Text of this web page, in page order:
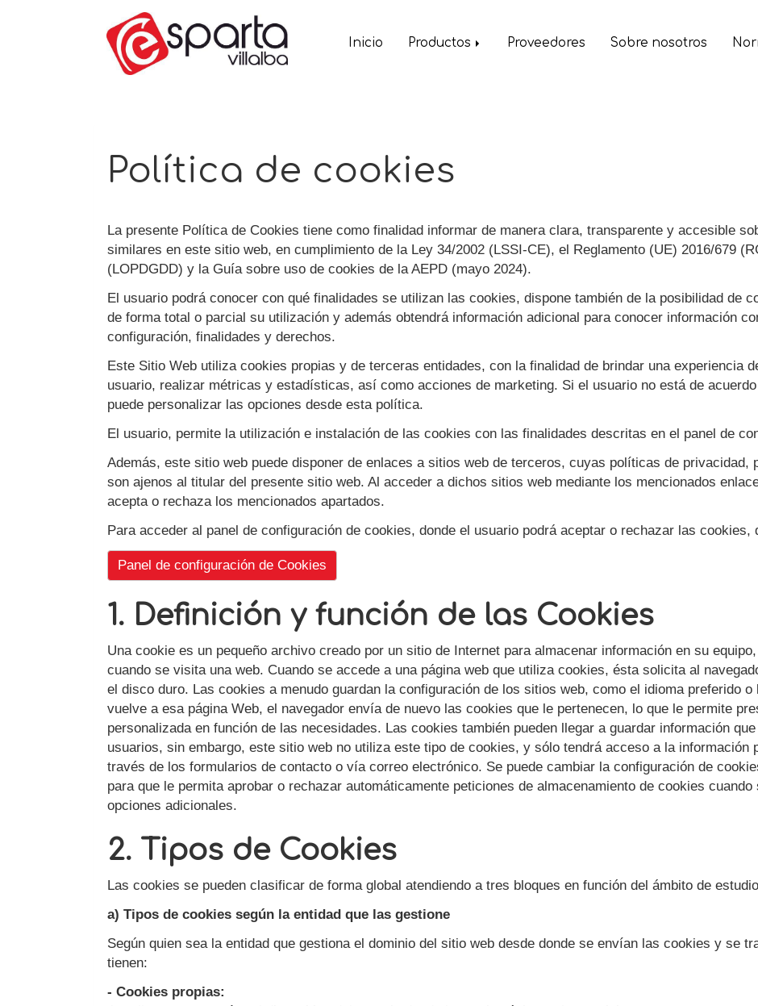
Inicio Productos Proveedores Sobre nosotros
Política de cookies
La presente Política de Cookies tiene como finalidad informar de manera clara, transparente y accesible
similares en este sitio web, en cumplimiento de la Ley 34/2002 (LSSI-CE), el Reglamento (UE) 2016/679
(LOPDGDD) y la Guía sobre uso de cookies de la AEPD (mayo 2024).
El usuario podrá conocer con qué finalidades se utilizan las cookies, dispone también de la posibilidad de
de forma total o parcial su utilización y además obtendrá información adicional para conocer información
configuración, finalidades y derechos.
Este Sitio Web utiliza cookies propias y de terceras entidades, con la finalidad de brindar una experiencia
usuario, realizar métricas y estadísticas, así como acciones de marketing. Si el usuario no está de
puede personalizar las opciones desde esta política.
El usuario, permite la utilización e instalación de las cookies con las finalidades descritas en el panel de
Además, este sitio web puede disponer de enlaces a sitios web de terceros, cuyas políticas de
son ajenos al titular del presente sitio web. Al acceder a dichos sitios web mediante los mencionados
acepta o rechaza los mencionados apartados.
Para acceder al panel de configuración de cookies, donde el usuario podrá aceptar o rechazar las
Panel de configuración de Cookies
1. Definición y función de las Cookies
Una cookie es un pequeño archivo creado por un sitio de Internet para almacenar información en su
cuando se visita una web. Cuando se accede a una página web que utiliza cookies, ésta solicita al
el disco duro. Las cookies a menudo guardan la configuración de los sitios web, como el idioma preferido
vuelve a esa página Web, el navegador envía de nuevo las cookies que le pertenecen, lo que le permite
personalizada en función de las necesidades. Las cookies también pueden llegar a guardar información
usuarios, sin embargo, este sitio web no utiliza este tipo de cookies, y sólo tendrá acceso a la información
través de los formularios de contacto o vía correo electrónico. Se puede cambiar la configuración de
para que le permita aprobar o rechazar automáticamente peticiones de almacenamiento de cookies
opciones adicionales.
2. Tipos de Cookies
Las cookies se pueden clasificar de forma global atendiendo a tres bloques en función del ámbito de
a) Tipos de cookies según la entidad que las gestione
Según quien sea la entidad que gestiona el dominio del sitio web desde donde se envían las cookies y se
tienen:
- Cookies propias: